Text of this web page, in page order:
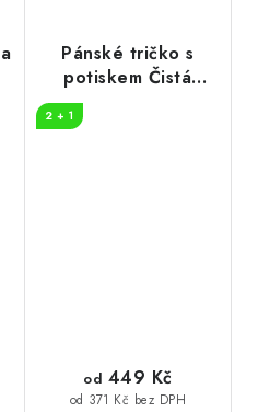
Pánské tričko s
potiskem Čistá
záležitost pruhy
2 + 1
od 371 Kč bez DPH
od 449 Kč